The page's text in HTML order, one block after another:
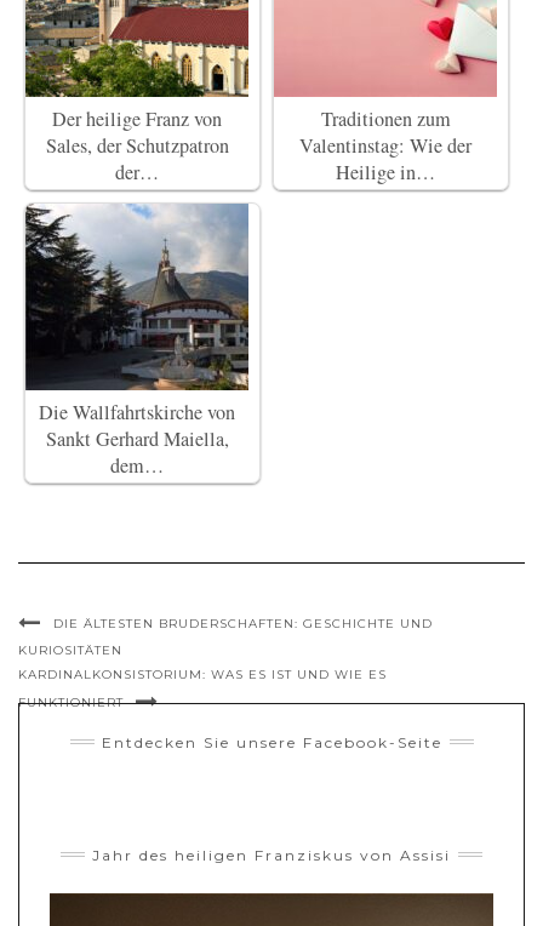
Der heilige Franz von
Sales, der Schutzpatron
der…
Traditionen zum
Valentinstag: Wie der
Heilige in…
Die Wallfahrtskirche von
Sankt Gerhard Maiella,
dem…
DIE ÄLTESTEN BRUDERSCHAFTEN: GESCHICHTE UND
KURIOSITÄTEN
KARDINALKONSISTORIUM: WAS ES IST UND WIE ES
FUNKTIONIERT
Entdecken Sie unsere Facebook-Seite
Jahr des heiligen Franziskus von Assisi